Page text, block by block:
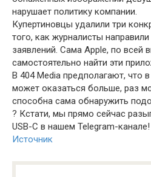
нарушает политику компании.
Купертиновцы удалили три
того, как журналисты
заявлений. Сама Apple, по всей
самостоятельно найти эти
В 404 Media предполагают, что
может оказаться больше, раз
способна сама обнаружить
? Кстати, мы прямо сейчас
USB-C в нашем Telegram-канале!
Источник